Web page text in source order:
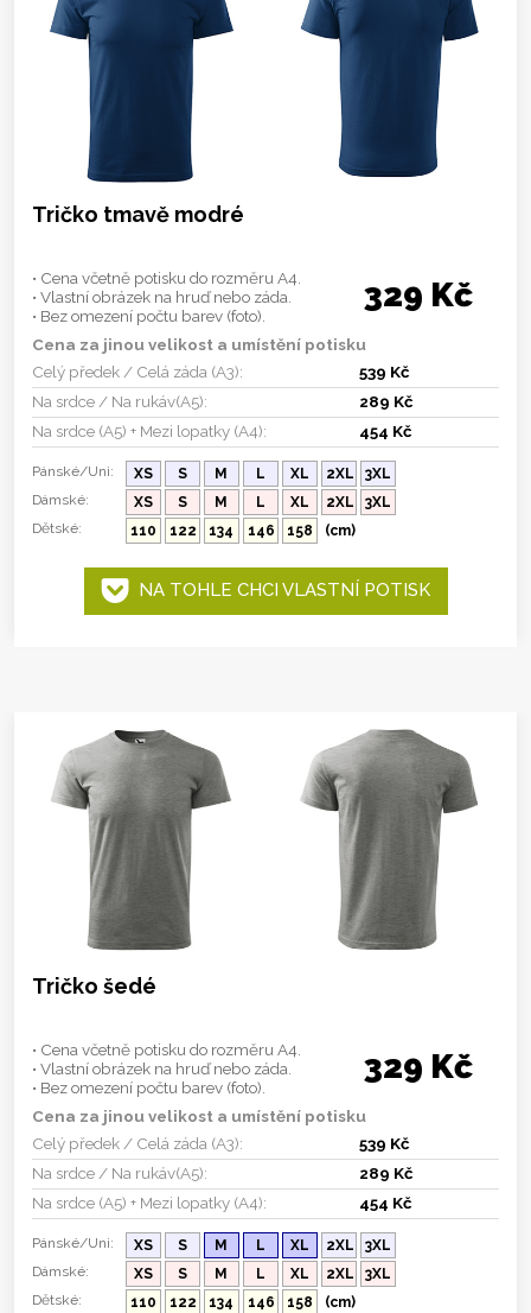
Tričko tmavě modré
• Cena včetně potisku do rozměru A4.
• Vlastní obrázek na hruď nebo záda.
• Bez omezení počtu barev (foto).
329 Kč
Cena za jinou velikost a umístění potisku
Celý předek / Celá záda (A3):
539 Kč
Na srdce / Na rukáv(A5):
289 Kč
Na srdce (A5) + Mezi lopatky (A4):
454 Kč
Pánské/Uni: XS S M L XL 2XL
3XL
Dámské:
XS S M L XL 2XL
3XL
Dětské:
110 122 134 146 158 (cm)
NA TOHLE CHCI VLASTNÍ POTISK
Tričko šedé
• Cena včetně potisku do rozměru A4.
• Vlastní obrázek na hruď nebo záda.
• Bez omezení počtu barev (foto).
329 Kč
Cena za jinou velikost a umístění potisku
Celý předek / Celá záda (A3):
539 Kč
Na srdce / Na rukáv(A5):
289 Kč
Na srdce (A5) + Mezi lopatky (A4):
454 Kč
Pánské/Uni: XS S M L XL 2XL
3XL
Dámské:
XS S M L XL 2XL
3XL
Dětské:
110 122 134 146 158 (cm)